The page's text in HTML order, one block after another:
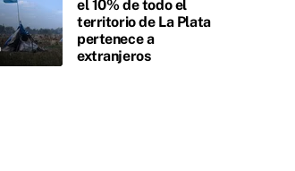
el 10% de todo el
territorio de La Plata
pertenece a
extranjeros